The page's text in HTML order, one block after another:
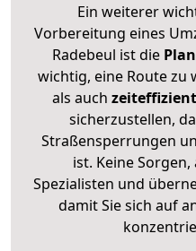
Ein weiterer
Vorbereitung eines
Radebeul ist die
wichtig, eine Route zu
als auch zeiteffizient
sicherzustellen,
Straßensperrungen
ist. Keine
Spezialisten und
damit Sie sich auf